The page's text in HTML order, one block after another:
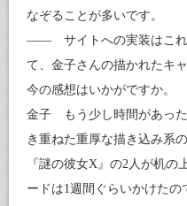
なぞることが多いです。
―― サイトへの実装はこれ
て、金子さんの描かれたキ
今の感想はいかがですか。
金子 もう少し時間があっ
き重ねた重厚な描き込み系
『謎の彼女X』の2人が机の
ードは1週間ぐらいかけた